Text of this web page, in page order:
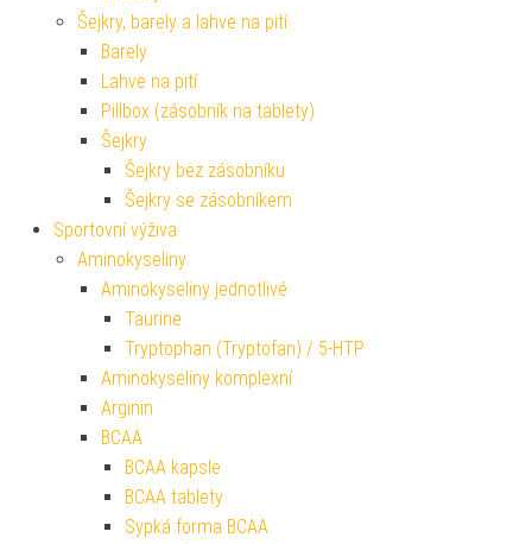
Šejkry, barely a lahve na pití
Barely
Lahve na pití
Pillbox (zásobník na tablety)
Šejkry
Šejkry bez zásobníku
Šejkry se zásobníkem
Sportovní výživa
Aminokyseliny
Aminokyseliny jednotlivé
Taurine
Tryptophan (Tryptofan) / 5-HTP
Aminokyseliny komplexní
Arginin
BCAA
BCAA kapsle
BCAA tablety
Sypká forma BCAA